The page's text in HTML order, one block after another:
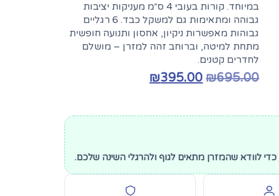
במיוחד. קורות בעובי 4 ס״מ מעניקות יציבות
גבוהה ומתאימות גם למשקל כבד. 6 רגליים
גבוהות מאפשרות ניקיון, אחסון ותנועה חופשית
מתחת למיטה, וברוחב זהה למזרן – מושלם
לחדרים קטנים.
₪695.00
המחיר
₪395.00
המחיר
לוודא שהמזרן מתאים לגוף ולהרגלי השינה שלכם.